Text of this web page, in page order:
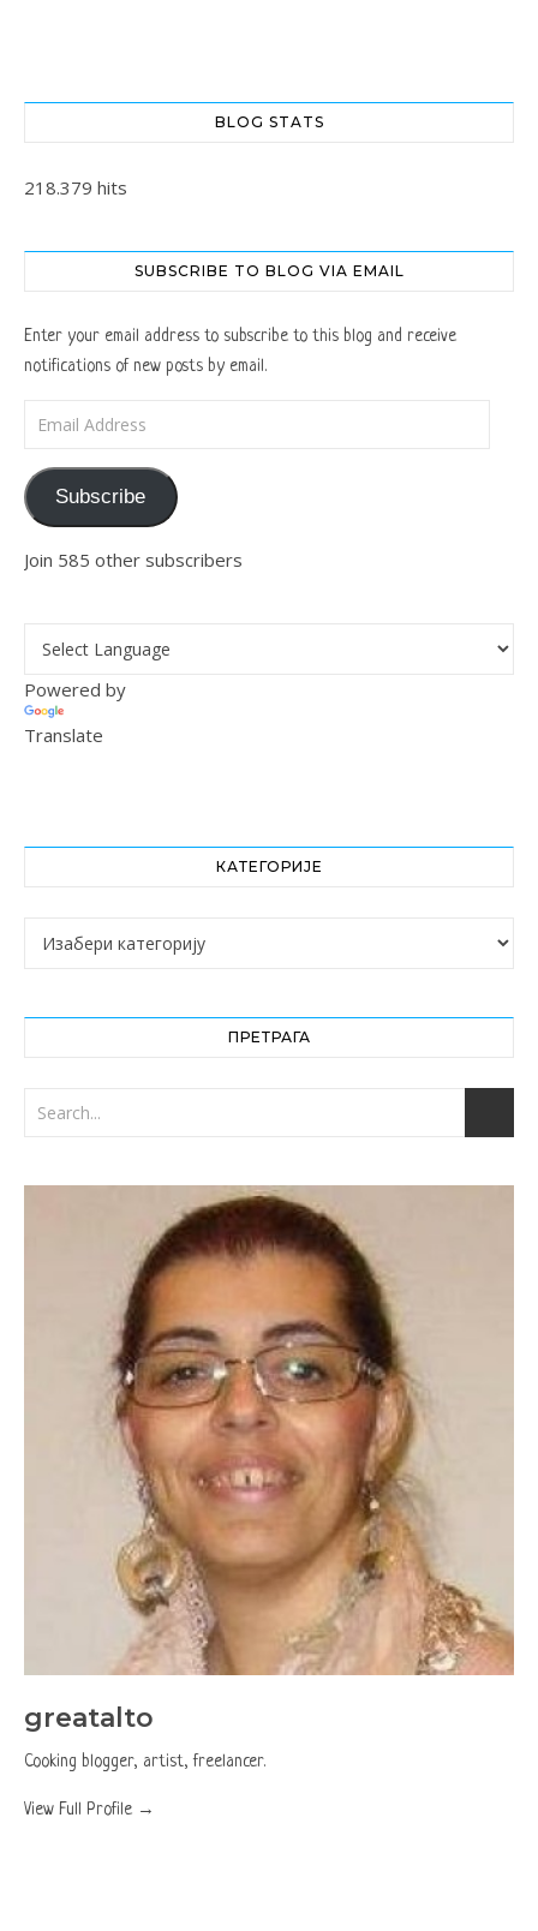
BLOG STATS
218.379 hits
SUBSCRIBE TO BLOG VIA EMAIL
Enter your email address to subscribe to this blog and receive
notifications of new posts by email.
Subscribe
Join 585 other subscribers
Powered by
Translate
КАТЕГОРИЈЕ
Категорије
ПРЕТРАГА
greatalto
Cooking blogger, artist, freelancer.
View Full Profile →